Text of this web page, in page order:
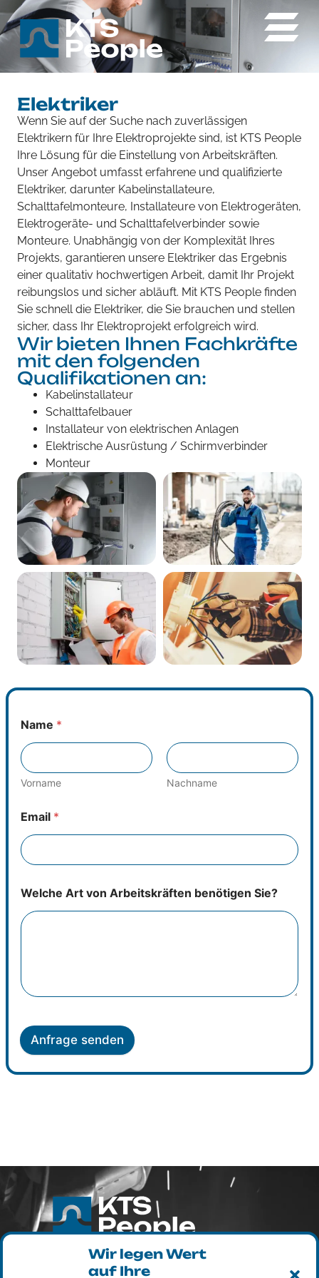
Wir legen Wert
auf Ihre
Elektriker
Wenn Sie auf der Suche nach zuverlässigen
Elektrikern für Ihre Elektroprojekte sind, ist KTS People
Ihre Lösung für die Einstellung von Arbeitskräften.
Unser Angebot umfasst erfahrene und qualifizierte
Elektriker, darunter Kabelinstallateure,
Schalttafelmonteure, Installateure von Elektrogeräten,
Elektrogeräte- und Schalttafelverbinder sowie
Monteure. Unabhängig von der Komplexität Ihres
Projekts, garantieren unsere Elektriker das Ergebnis
einer qualitativ hochwertigen Arbeit, damit Ihr Projekt
reibungslos und sicher abläuft. Mit KTS People finden
Sie schnell die Elektriker, die Sie brauchen und stellen
sicher, dass Ihr Elektroprojekt erfolgreich wird.
Wir bieten Ihnen Fachkräfte
mit den folgenden
Qualifikationen an:
Kabelinstallateur
Schalttafelbauer
Installateur von elektrischen Anlagen
Elektrische Ausrüstung / Schirmverbinder
Monteur
Name *
Vorname Nachname
Email *
Welche Art von Arbeitskräften benötigen Sie?
Anfrage senden
KTS PEOPLE EESTI OÜ
Aiandi tee 21, Viimsi vald Harjumaa